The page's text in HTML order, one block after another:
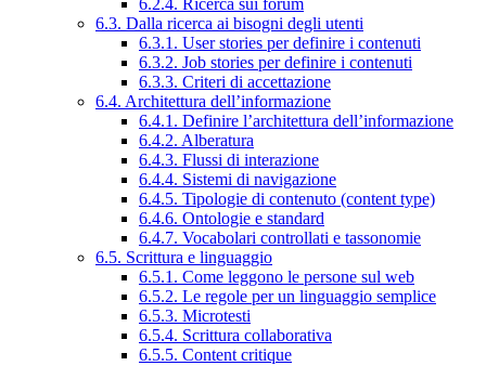
6.3. Dalla ricerca ai bisogni degli utenti
6.3.1. User stories per definire i contenuti
6.3.2. Job stories per definire i contenuti
6.3.3. Criteri di accettazione
6.4. Architettura dell’informazione
6.4.1. Definire l’architettura dell’informazione
6.4.2. Alberatura
6.4.3. Flussi di interazione
6.4.4. Sistemi di navigazione
6.4.5. Tipologie di contenuto (content type)
6.4.6. Ontologie e standard
6.4.7. Vocabolari controllati e tassonomie
6.5. Scrittura e linguaggio
6.5.1. Come leggono le persone sul web
6.5.2. Le regole per un linguaggio semplice
6.5.3. Microtesti
6.5.4. Scrittura collaborativa
6.5.5. Content critique